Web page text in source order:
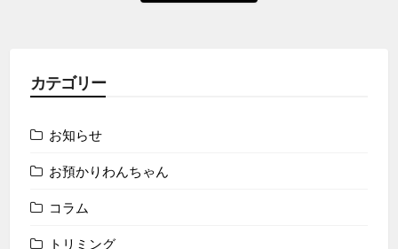
ゲ
ー
シ
ョ
カテゴリー
お知らせ
お預かりわんちゃん
コラム
トリミング